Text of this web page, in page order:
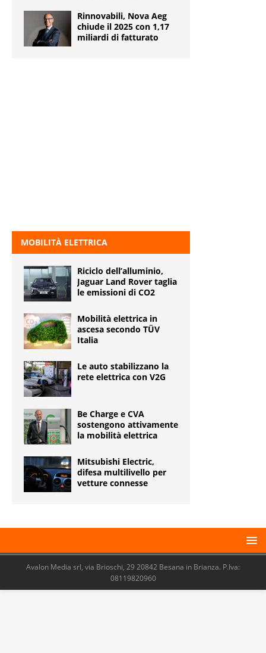
Rinnovabili, Nova Aeg
chiude il 2025 con 1,17
miliardi di fatturato
MOBILITÀ ELETTRICA
Riciclo dell’alluminio,
Jaguar Land Rover taglia
le emissioni di CO2
Mobilità elettrica in
ascesa secondo TÜV
Italia
Le auto stabilizzano la
rete elettrica con V2G
Be Charge e CVA
sostengono attivamente
la mobilità elettrica
Mitsubishi Electric,
difesa multilivello per
vetture connesse
Avalon Media srl, via Brioschi, 29 20842 Besana in Brianza. P.Iva:
08119820960